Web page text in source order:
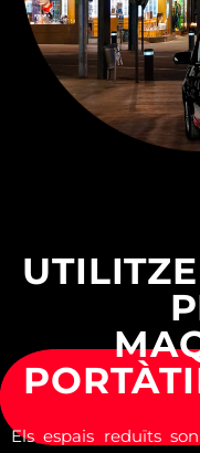
Els espais reduïts